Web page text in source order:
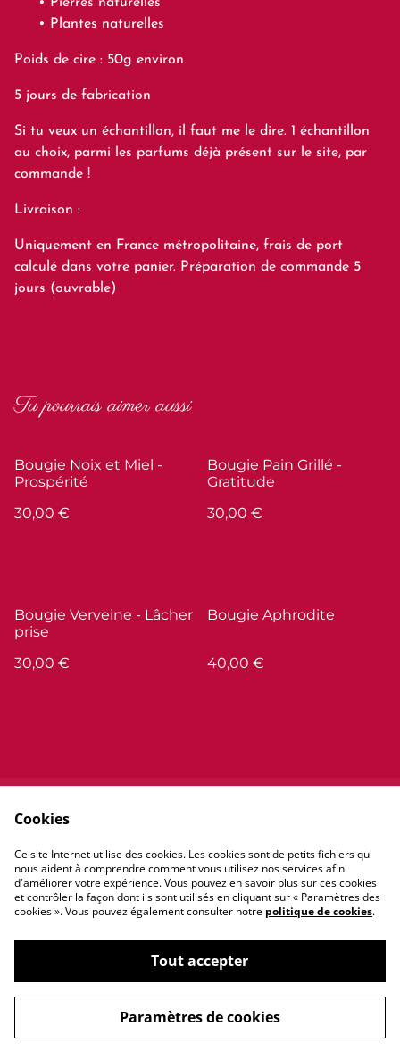
Plantes naturelles
Poids de cire : 50g environ
5 jours de fabrication
Si tu veux un échantillon, il faut me le dire. 1 échantillon
au choix, parmi les parfums déjà présent sur le site, par
commande !
Livraison :
Uniquement en France métropolitaine, frais de port
calculé dans votre panier. Préparation de commande 5
jours (ouvrable)
Tu pourrais aimer aussi
Bougie Noix et Miel -
Prospérité
30,00 €
Bougie Pain Grillé -
Gratitude
30,00 €
Bougie Verveine - Lâcher
prise
30,00 €
Bougie Aphrodite
40,00 €
Politique de
confidentialité
Politique de cookies
©2026Lux môria
powered by
Cookies
Ce site Internet utilise des cookies. Les cookies sont de petits fichiers qui
nous aident à comprendre comment vous utilisez nos services afin
d'améliorer votre expérience. Vous pouvez en savoir plus sur ces cookies
et contrôler la façon dont ils sont utilisés en cliquant sur « Paramètres des
cookies ». Vous pouvez également consulter notre politique de cookies.
Tout accepter
Paramètres de cookies